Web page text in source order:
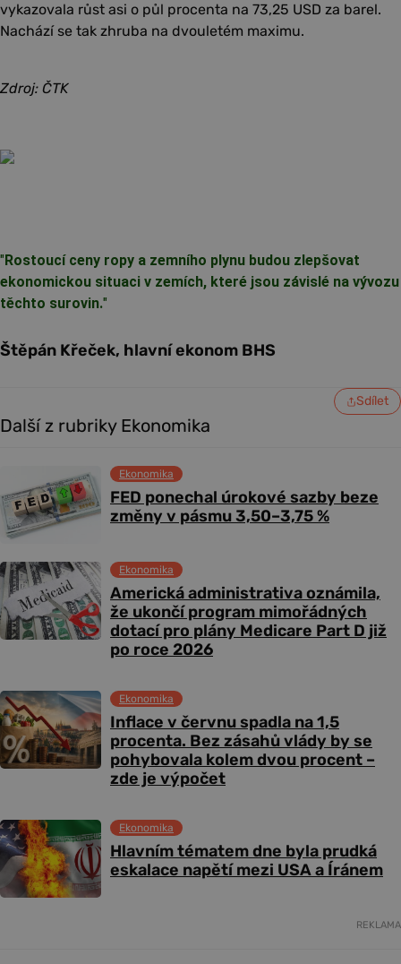
vykazovala růst asi o půl procenta na 73,25 USD za barel.
Nachází se tak zhruba na dvouletém maximu.
Zdroj: ČTK
" Rostoucí ceny ropy a zemního plynu budou zlepšovat
ekonomickou situaci v zemích, které jsou závislé na vývozu
těchto surovin."
Štěpán Křeček, hlavní ekonom BHS
Sdílet
Další z rubriky Ekonomika
FED ponechal úrokové sazby beze
změny v pásmu 3,50–3,75 %
Ekonomika
Americká administrativa oznámila,
že ukončí program mimořádných
dotací pro plány Medicare Part D již
po roce 2026
Ekonomika
Inflace v červnu spadla na 1,5
procenta. Bez zásahů vlády by se
pohybovala kolem dvou procent –
zde je výpočet
Ekonomika
Hlavním tématem dne byla prudká
eskalace napětí mezi USA a Íránem
Ekonomika
REKLAMA